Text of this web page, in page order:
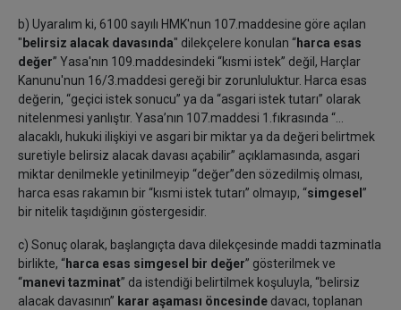
b) Uyaralım ki, 6100 sayılı HMK'nun 107.maddesine göre açılan
" belirsiz alacak davasında" dilekçelere konulan “harca esas
değer” Yasa'nın 109.maddesindeki “kısmi istek” değil, Harçlar
Kanunu'nun 16/3.maddesi gereği bir zorunluluktur. Harca esas
değerin, “geçici istek sonucu” ya da “asgari istek tutarı” olarak
nitelenmesi yanlıştır. Yasa’nın 107.maddesi 1.fıkrasında “…
alacaklı, hukuki ilişkiyi ve asgari bir miktar ya da değeri belirtmek
suretiyle belirsiz alacak davası açabilir” açıklamasında, asgari
miktar denilmekle yetinilmeyip “değer”den sözedilmiş olması,
harca esas rakamın bir “kısmi istek tutarı” olmayıp, “simgesel ”
bir nitelik taşıdığının göstergesidir.
c) Sonuç olarak, başlangıçta dava dilekçesinde maddi tazminatla
birlikte, “harca esas simgesel bir değer” gösterilmek ve
“manevi tazminat” da istendiği belirtilmek koşuluyla, “belirsiz
alacak davasının” karar aşaması öncesinde davacı, toplanan